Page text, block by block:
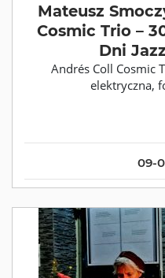
09-
Mateusz
Cosmic Trio –
Dni
Andrés Coll Cosmic
elektryczna,